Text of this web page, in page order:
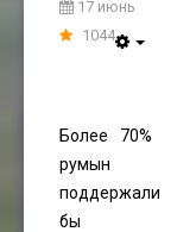
17 июнь
1044
Более 70%
румын
поддержали
бы